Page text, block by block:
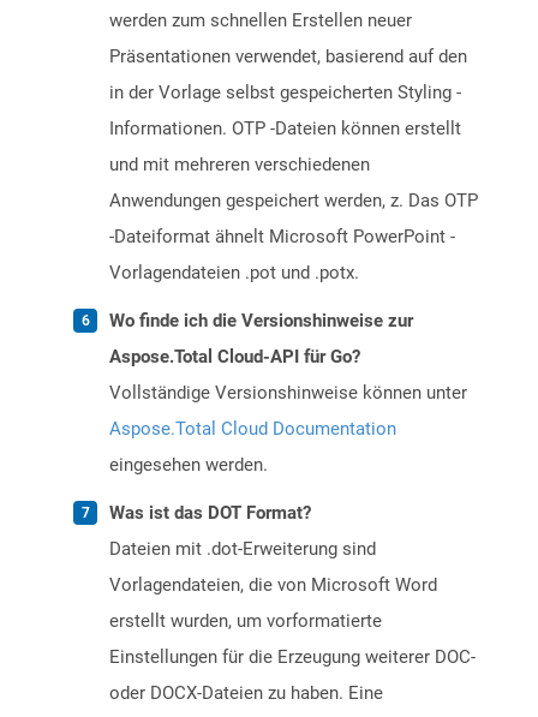
werden zum schnellen Erstellen neuer
Präsentationen verwendet, basierend auf den
in der Vorlage selbst gespeicherten Styling -
Informationen. OTP -Dateien können erstellt
und mit mehreren verschiedenen
Anwendungen gespeichert werden, z. Das OTP
-Dateiformat ähnelt Microsoft PowerPoint -
Vorlagendateien .pot und .potx.
Wo finde ich die Versionshinweise zur
Aspose.Total Cloud-API für Go?
Vollständige Versionshinweise können unter
Aspose.Total Cloud Documentation
eingesehen werden.
Was ist das DOT Format?
Dateien mit .dot-Erweiterung sind
Vorlagendateien, die von Microsoft Word
erstellt wurden, um vorformatierte
Einstellungen für die Erzeugung weiterer DOC-
oder DOCX-Dateien zu haben. Eine